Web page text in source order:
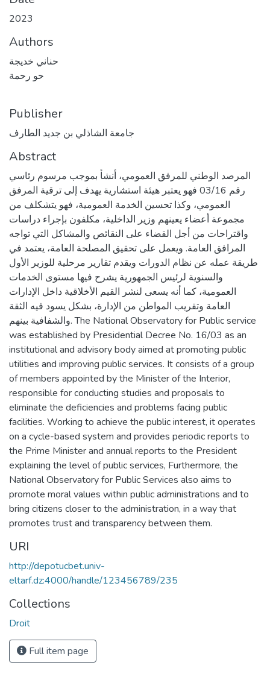
2023
Authors
حناني خديجة
حو رحمة
Publisher
جامعة الشاذلي بن جديد الطارف
Abstract
المرصد الوطني للمرفق العمومي، أنشأ بموجب مرسوم رئاسي
رقم 03/16 فهو يعتبر هيئة استشارية يهدف إلى ترقية المرفق
العمومي، وكذا تحسين الخدمة العمومية، فهو يتشكلف من
مجموعة أعضاء يعينهم وزير الداخلية، مكلفون بإجراء دراسات
واقتراحات من أجل القضاء على النقائص والمشاكل التي تواجه
المرافق العامة. ويعمل على تحقيق المصلحة العامة، يعتمد في
طريقة عمله عن نظام الدورات ويقدم تقارير مرحلية للوزير الأول
والسنوية لرئيس الجمهورية يشرح فيها مستوى الخدمات
العمومية، كما أنه يسعى لنشر القيم الأخلاقية داخل الإدارات
العامة وتقريب المواطن من الإدارة، بشكل يسود فيه الثقة
والشفافية بينهم. The National Observatory for Public service
was established by Presidential Decree No. 16/03 as an
institutional and advisory body aimed at promoting public
utilities and improving public services. It consists of a group
of members appointed by the Minister of the Interior,
responsible for conducting studies and proposals to
eliminate the deficiencies and problems facing public
facilities. Working to achieve the public interest, it operates
on a cycle-based system and provides periodic reports to
the Prime Minister and annual reports to the President
explaining the level of public services, Furthermore, the
National Observatory for Public Services also aims to
promote moral values within public administrations and to
bring citizens closer to the administration, in a way that
promotes trust and transparency between them.
URI
http://depotucbet.univ-
eltarf.dz:4000/handle/123456789/235
Collections
Droit
Full item page